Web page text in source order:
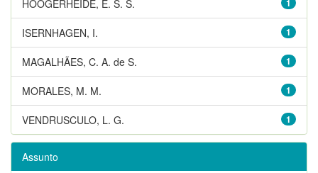
HOOGERHEIDE, E. S. S.
1
ISERNHAGEN, I.
1
MAGALHÃES, C. A. de S.
1
MORALES, M. M.
1
VENDRUSCULO, L. G.
Assunto